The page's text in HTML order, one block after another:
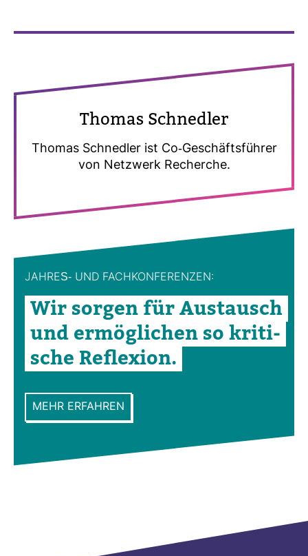
Thomas Schnedler
Thomas Schnedler ist Co-​Geschäfts­führer
von Netz­werk Recherche.
JAHRES-​ UND FACH­KON­FE­RENZEN:
Wir sorgen für Aus­tausch
und ermög­li­chen so kri­ti­
sche Refle­xion.
MEHR ERFAHREN